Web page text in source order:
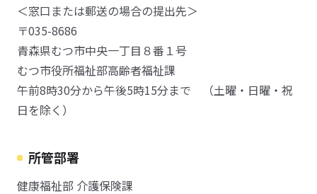
＜窓口または郵送の場合の提出先＞
〒035-8686
青森県むつ市中央一丁目８番１号
むつ市役所福祉部高齢者福祉課
午前8時30分から午後5時15分まで （土曜・日曜・祝
日を除く）
所管部署
健康福祉部 介護保険課